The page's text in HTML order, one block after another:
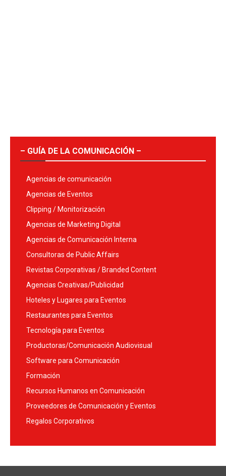
– GUÍA DE LA COMUNICACIÓN –
Agencias de comunicación
Agencias de Eventos
Clipping / Monitorización
Agencias de Marketing Digital
Agencias de Comunicación Interna
Consultoras de Public Affairs
Revistas Corporativas / Branded Content
Agencias Creativas/Publicidad
Hoteles y Lugares para Eventos
Restaurantes para Eventos
Tecnología para Eventos
Productoras/Comunicación Audiovisual
Software para Comunicación
Formación
Recursos Humanos en Comunicación
Proveedores de Comunicación y Eventos
Regalos Corporativos